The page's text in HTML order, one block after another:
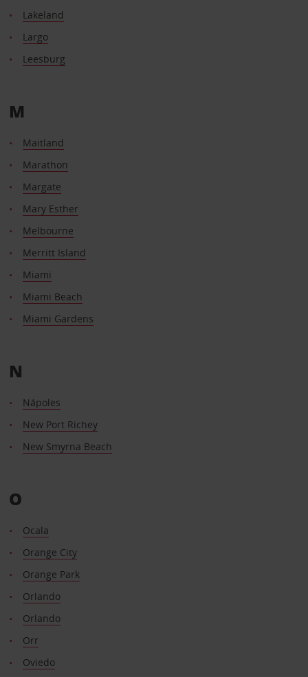
Lakeland
Largo
Leesburg
M
Maitland
Marathon
Margate
Mary Esther
Melbourne
Merritt Island
Miami
Miami Beach
Miami Gardens
N
Nápoles
New Port Richey
New Smyrna Beach
O
Ocala
Orange City
Orange Park
Orlando
Orlando
Orr
Oviedo